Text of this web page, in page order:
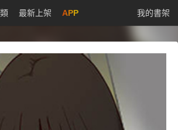
最新上架 APP 我的書架